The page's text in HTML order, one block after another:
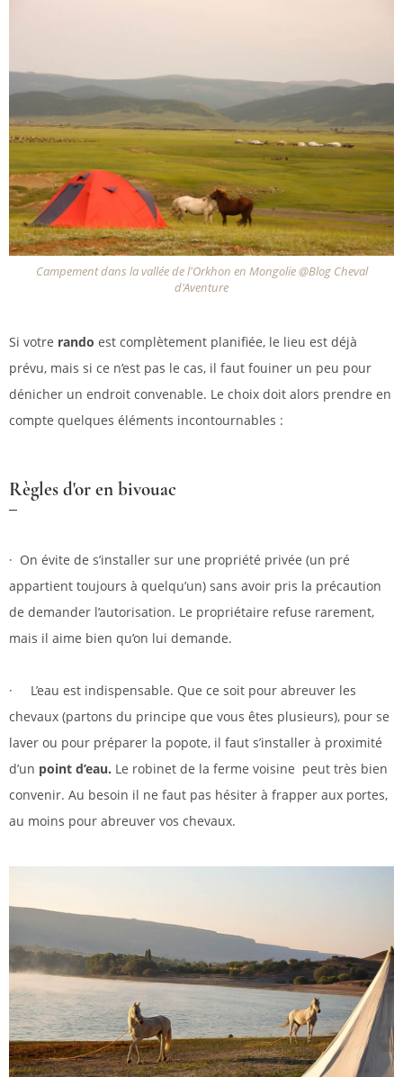
Campement dans la vallée de l'Orkhon en Mongolie @Blog Cheval
d'Aventure
Si votre rando est complètement planifiée, le lieu est déjà
prévu, mais si ce n’est pas le cas, il faut fouiner un peu pour
dénicher un endroit convenable. Le choix doit alors prendre en
compte quelques éléments incontournables :
Règles d'or en bivouac
· On évite de s’installer sur une propriété privée (un pré
appartient toujours à quelqu’un) sans avoir pris la précaution
de demander l’autorisation. Le propriétaire refuse rarement,
mais il aime bien qu’on lui demande.
· L’eau est indispensable. Que ce soit pour abreuver les
chevaux (partons du principe que vous êtes plusieurs), pour se
laver ou pour préparer la popote, il faut s’installer à proximité
d’un point d’eau. Le robinet de la ferme voisine peut très bien
convenir. Au besoin il ne faut pas hésiter à frapper aux portes,
au moins pour abreuver vos chevaux.